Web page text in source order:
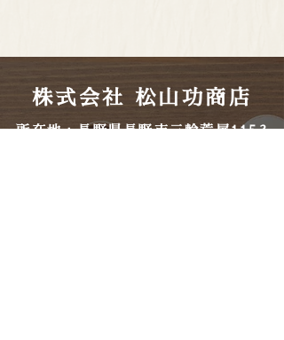
株式会社 松山功商店
​所在地：長野県長野市三輪荒屋1153